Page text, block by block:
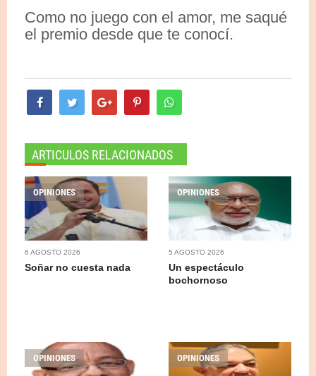
Como no juego con el amor, me saqué
el premio desde que te conocí.
ARTICULOS RELACIONADOS
OPINIONES
6 AGOSTO 2026
Soñar no cuesta nada
OPINIONES
5 AGOSTO 2026
Un espectáculo
bochornoso
OPINIONES OPINIONES